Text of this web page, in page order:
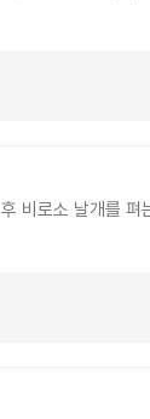
인분들에게 궁합
께서는 현재의 작
충실함, 시나리오
성의 사이다 남발
물들의 캐릭터도
것과 인물들간
거시기 하지만 그
대판타지 기업물
비로소 날개를
수주문 프로그램
나? 다행히 이 소
도 무시 당하며 그
기는 손발의 재주